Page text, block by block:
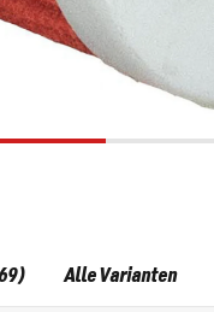
Alle Varianten